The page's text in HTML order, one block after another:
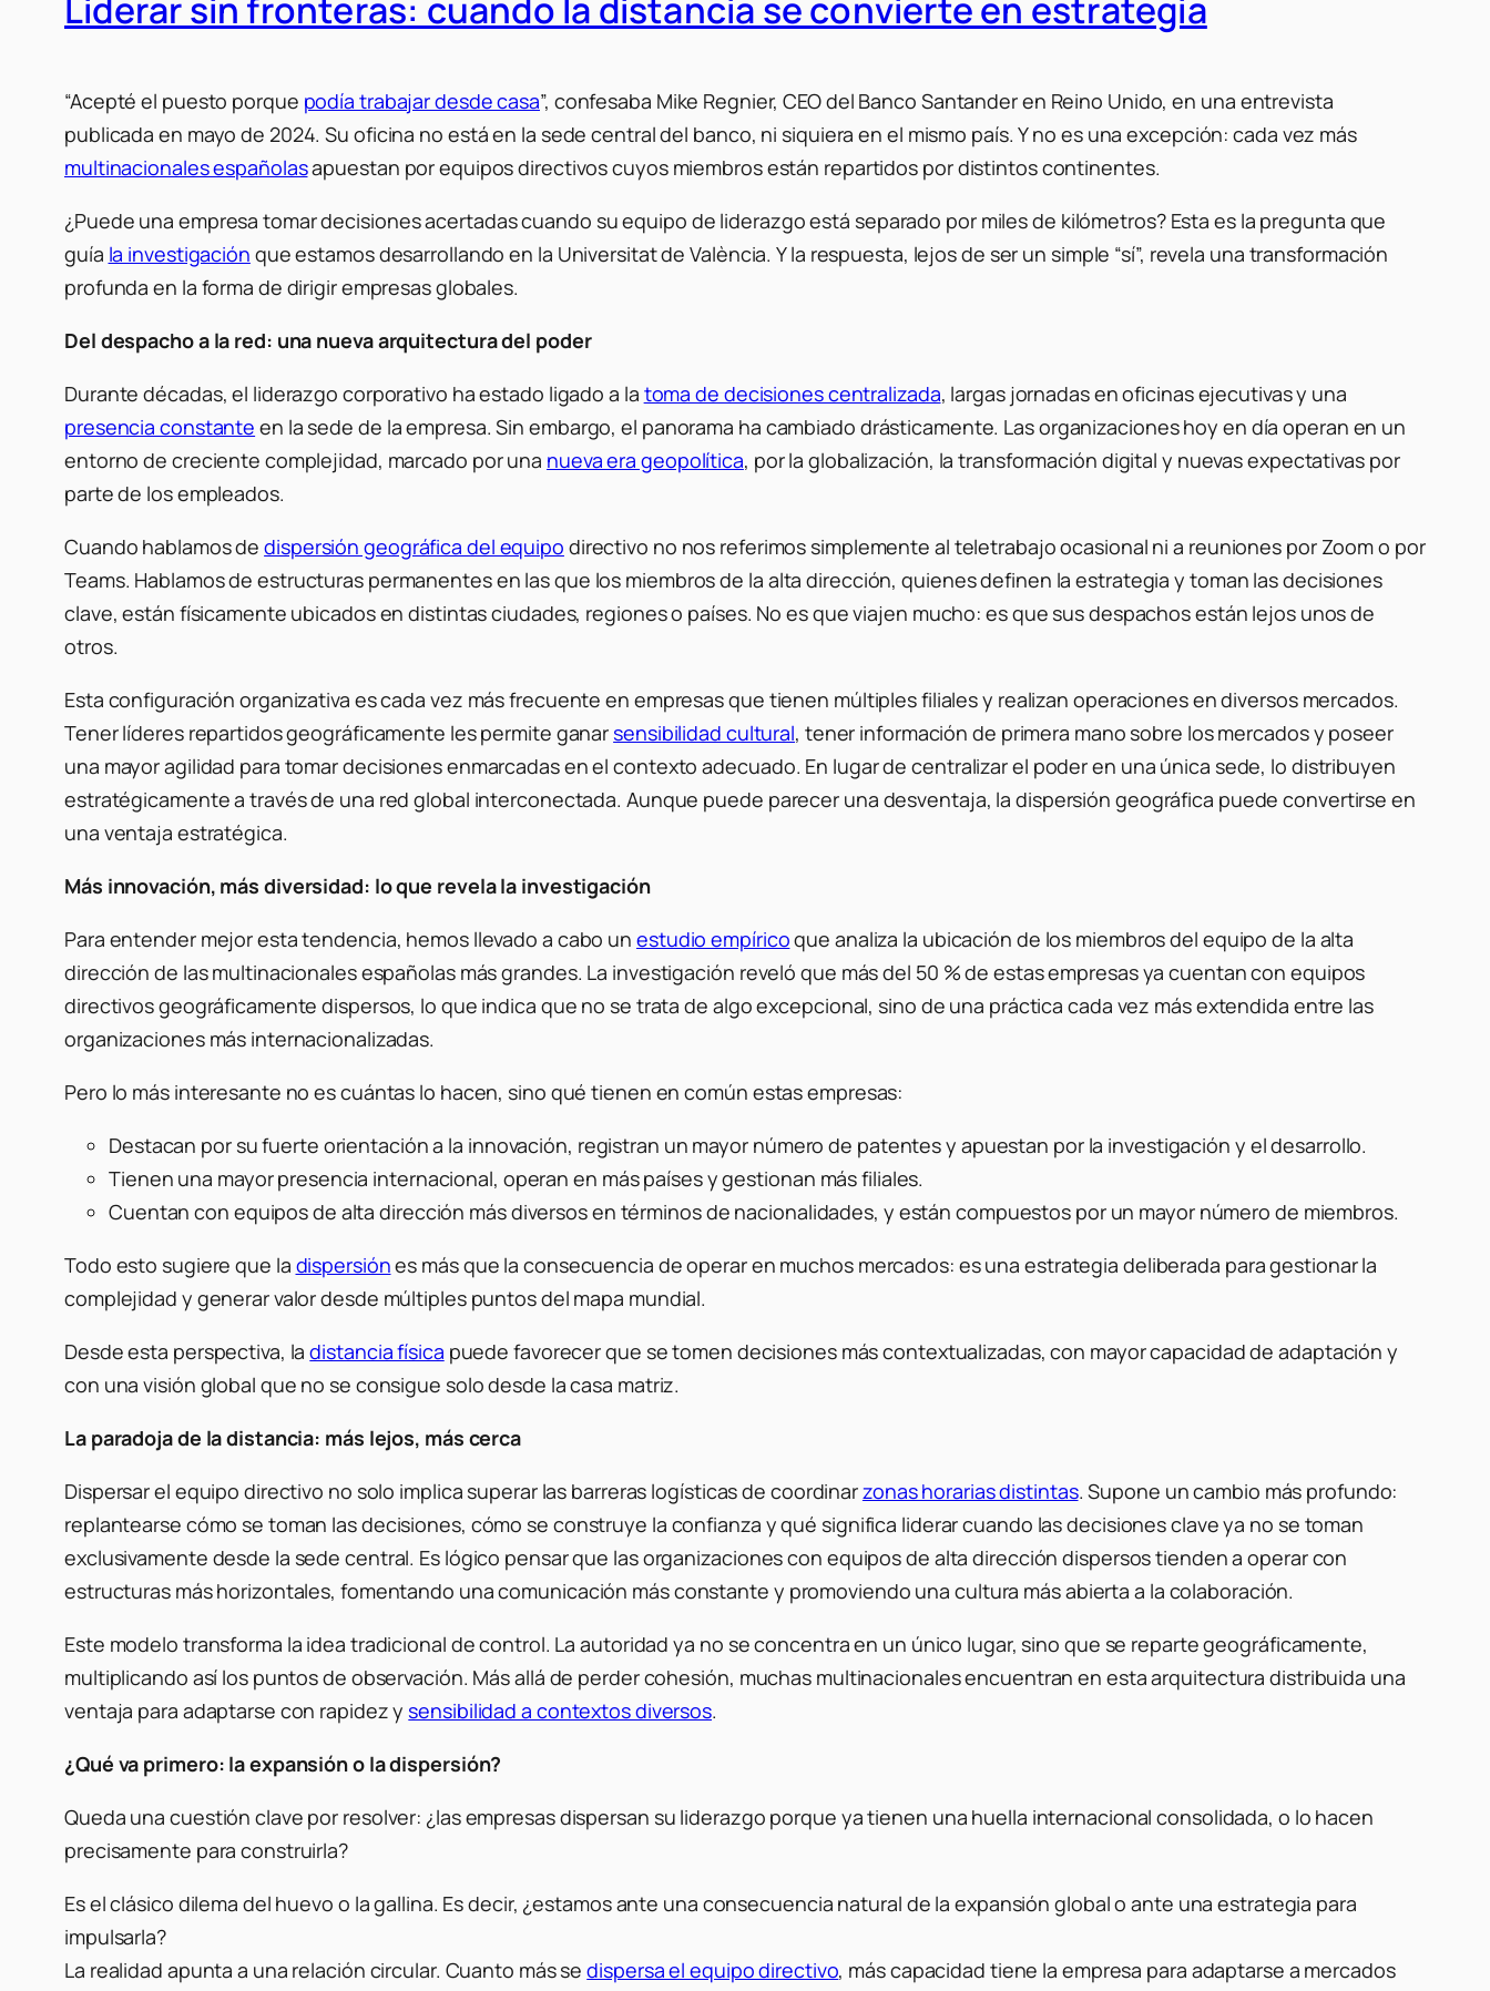
Liderar sin fronteras: cuando la distancia se convierte en estrategia
“Acepté el puesto porque podía trabajar desde casa”, confesaba Mike Regnier, CEO del Banco Santander en Reino Unido, en una entrevista
publicada en mayo de 2024. Su oficina no está en la sede central del banco, ni siquiera en el mismo país. Y no es una excepción: cada vez más
multinacionales españolasapuestan por equipos directivos cuyos miembros están repartidos por distintos continentes.
¿Puede una empresa tomar decisiones acertadas cuando su equipo de liderazgo está separado por miles de kilómetros? Esta es la pregunta que
guía la investigación que estamos desarrollando en la Universitat de València. Y la respuesta, lejos de ser un simple “sí”, revela una transformación
profunda en la forma de dirigir empresas globales.
Del despacho a la red: una nueva arquitectura del poder
Durante décadas, el liderazgo corporativo ha estado ligado a la toma de decisiones centralizada, largas jornadas en oficinas ejecutivas y una
presencia constante en la sede de la empresa. Sin embargo, el panorama ha cambiado drásticamente. Las organizaciones hoy en día operan en un
entorno de creciente complejidad, marcado por una nueva era geopolítica, por la globalización, la transformación digital y nuevas expectativas por
parte de los empleados.
Cuando hablamos dedispersión geográfica del equipo directivo no nos referimos simplemente al teletrabajo ocasional ni a reuniones por Zoom o por
Teams. Hablamos de estructuras permanentes en las que los miembros de la alta dirección, quienes definen la estrategia y toman las decisiones
clave, están físicamente ubicados en distintas ciudades, regiones o países. No es que viajen mucho: es que sus despachos están lejos unos de
otros.
Esta configuración organizativa es cada vez más frecuente en empresas que tienen múltiples filiales y realizan operaciones en diversos mercados.
Tener líderes repartidos geográficamente les permite ganarsensibilidad cultural, tener información de primera mano sobre los mercados y poseer
una mayor agilidad para tomar decisiones enmarcadas en el contexto adecuado. En lugar de centralizar el poder en una única sede, lo distribuyen
estratégicamente a través de una red global interconectada. Aunque puede parecer una desventaja, la dispersión geográfica puede convertirse en
una ventaja estratégica.
Más innovación, más diversidad: lo que revela la investigación
Para entender mejor esta tendencia, hemos llevado a cabo un estudio empíricoque analiza la ubicación de los miembros del equipo de la alta
dirección de las multinacionales españolas más grandes. La investigación reveló que más del 50 % de estas empresas ya cuentan con equipos
directivos geográficamente dispersos, lo que indica que no se trata de algo excepcional, sino de una práctica cada vez más extendida entre las
organizaciones más internacionalizadas.
Pero lo más interesante no es cuántas lo hacen, sino qué tienen en común estas empresas:
Destacan por su fuerte orientación a la innovación, registran un mayor número de patentes y apuestan por la investigación y el desarrollo.
Tienen una mayor presencia internacional, operan en más países y gestionan más filiales.
Cuentan con equipos de alta dirección más diversos en términos de nacionalidades, y están compuestos por un mayor número de miembros.
Todo esto sugiere que la dispersiónes más que la consecuencia de operar en muchos mercados: es una estrategia deliberada para gestionar la
complejidad y generar valor desde múltiples puntos del mapa mundial.
Desde esta perspectiva, ladistancia física puede favorecer que se tomen decisiones más contextualizadas, con mayor capacidad de adaptación y
con una visión global que no se consigue solo desde la casa matriz.
La paradoja de la distancia: más lejos, más cerca
Dispersar el equipo directivo no solo implica superar las barreras logísticas de coordinarzonas horarias distintas. Supone un cambio más profundo:
replantearse cómo se toman las decisiones, cómo se construye la confianza y qué significa liderarcuando las decisiones clave ya no se toman
exclusivamente desde la sede central. Es lógico pensar que las organizaciones con equipos de alta dirección dispersos tienden a operar con
estructuras más horizontales, fomentando una comunicación más constante y promoviendo una cultura más abierta a la colaboración.
Este modelo transforma la idea tradicional de control. La autoridad ya no se concentra en un único lugar, sino que se reparte geográficamente,
multiplicando así los puntos de observación. Más allá de perder cohesión, muchas multinacionales encuentran en esta arquitectura distribuida una
ventaja para adaptarse con rapidez ysensibilidad a contextos diversos.
¿Qué va primero: la expansión o la dispersión?
Queda una cuestión clave por resolver: ¿las empresas dispersan su liderazgo porque ya tienen una huella internacional consolidada, o lo hacen
precisamente para construirla?
Es el clásico dilema del huevo o la gallina. Es decir, ¿estamos ante una consecuencia natural de la expansión global o ante una estrategia para
impulsarla?
La realidad apunta a una relación circular. Cuanto más sedispersa el equipo directivo, más capacidad tiene la empresa para adaptarse a mercados